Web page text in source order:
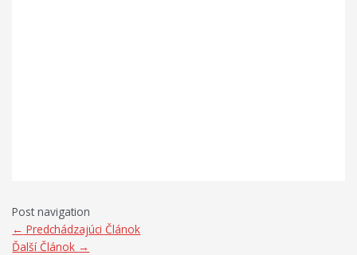
Post navigation
← Predchádzajúci Článok
Ďalší Článok →